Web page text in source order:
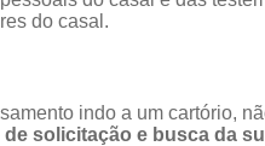
do casal.
indo a um cartório,
solicitação e busca da